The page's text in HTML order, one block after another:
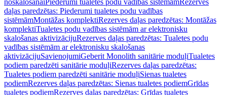
noskalošanaiPiederumi tualetes podu vadības sistēmāmRezerves
daļas paredzētas: Piederumi tualetes podu vadības
sistēmāmMontāžas komplektiRezerves daļas paredzētas: Montāžas
komplektiTualetes podu vadības sistēmām ar elektronisku
skalošanas aktivizācijuRezerves daļas paredzētas: Tualetes podu
vadības sistēmām ar elektronisku skalošanas
aktivizācijuSavienojumiGeberit Monolith sanitārie moduļiTualetes
podiem paredzēti sanitārie moduļiRezerves daļas paredzētas:
Tualetes podiem paredzēti sanitārie moduļiSienas tualetes
podiemRezerves daļas paredzētas: Sienas tualetes podiemGrīdas
tualetes podiemRezerves daļas paredzētas: Grīdas tualetes